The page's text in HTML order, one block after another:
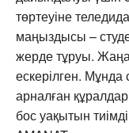
төртеуіне
маңыздысы –
жерде тұруы.
ескерілген.
арналған
бос уақытын